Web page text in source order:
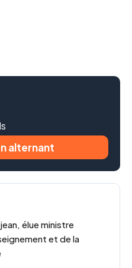
alternant
élue ministre
et de la